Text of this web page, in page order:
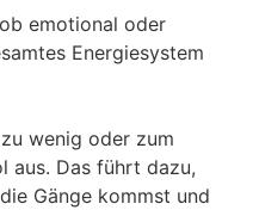
emotional oder
Energiesystem
wenig oder zum
aus. Das führt dazu,
Gänge kommst und